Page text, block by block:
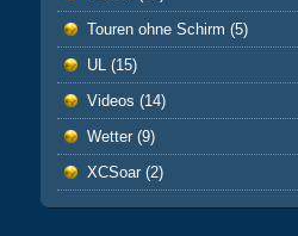
Touren ohne Schirm (5)
UL(15)
Videos (14)
Wetter(9)
XCSoar(2)